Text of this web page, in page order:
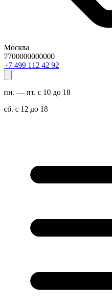
Москва
7700000000000
29 24 211 994 7+
пн. — пт. с 10 до 18
сб. с 12 до 18